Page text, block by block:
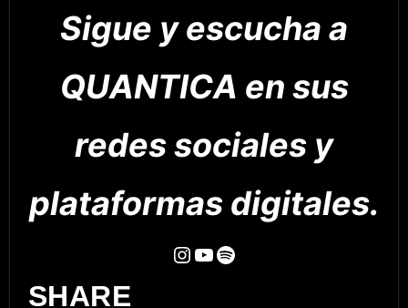
Sigue y escucha a
QUANTICA en sus
redes sociales y
plataformas digitales.
Instagram YouTube Spotify
SHARE